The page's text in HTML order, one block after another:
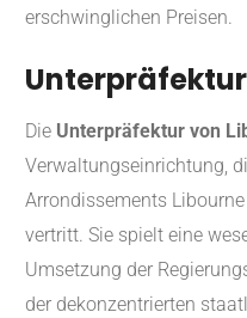
erschwinglichen Preisen.
Die Unterpräfektur von
Verwaltungseinrichtung,
Arrondissements
vertritt. Sie spielt eine
Umsetzung der
der dekonzentrierten